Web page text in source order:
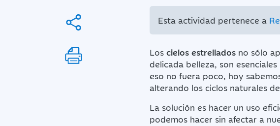
Esta actividad pertenece a
Los cielos estrellados no sólo
delicada belleza, son
eso no fuera poco, hoy
alterando los ciclos naturales
La solución es hacer un uso
podemos hacer sin afectar a